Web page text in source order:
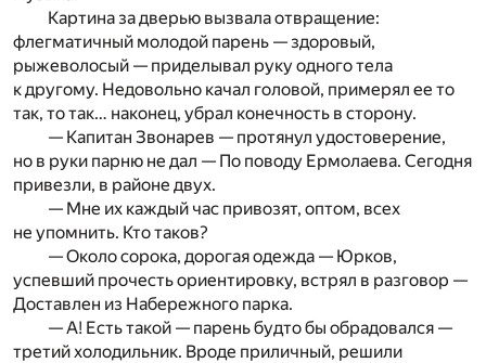
Картина за дверью вызвала отвращение:
флегматичный молодой парень — здоровый,
рыжеволосый — приделывал руку одного тела
к другому. Недовольно качал головой, примерял ее то
так, то так… наконец, убрал конечность в сторону.
— Капитан Звонарев — протянул удостоверение,
но в руки парню не дал — По поводу Ермолаева. Сегодня
привезли, в районе двух.
— Мне их каждый час привозят, оптом, всех
не упомнить. Кто таков?
— Около сорока, дорогая одежда — Юрков,
успевший прочесть ориентировку, встрял в разговор —
Доставлен из Набережного парка.
— А! Есть такой — парень будто бы обрадовался —
третий холодильник. Вроде приличный, решили